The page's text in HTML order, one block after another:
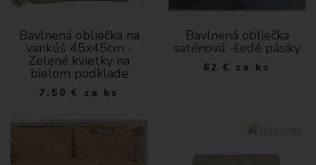
Bavlnená obliečka na
vankúš 45x45cm -
Zelené kvietky na
bielom podklade
7.50 € za ks
Bavlnená obliečka
saténová -šedé pásiky
62 € za ks